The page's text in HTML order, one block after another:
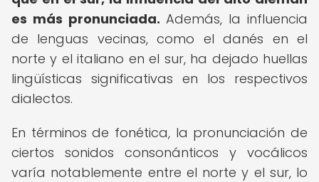
es más pronunciada. Además, la influencia
de lenguas vecinas, como el danés en el
norte y el italiano en el sur, ha dejado huellas
lingüísticas significativas en los respectivos
dialectos.
En términos de fonética, la pronunciación de
ciertos sonidos consonánticos y vocálicos
varía notablemente entre el norte y el sur, lo